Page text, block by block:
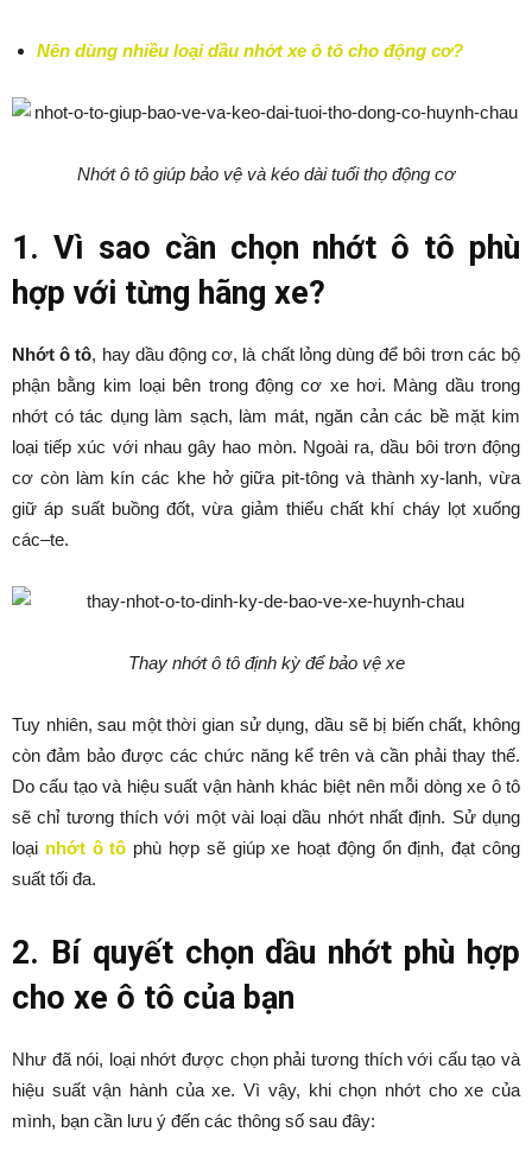
Nên dùng nhiều loại dầu nhớt xe ô tô cho động cơ?
Nhớt ô tô giúp bảo vệ và kéo dài tuổi thọ động cơ
1. Vì sao cần chọn nhớt ô tô phù
hợp với từng hãng xe?
Nhớt ô tô, hay dầu động cơ, là chất lỏng dùng để bôi trơn các bộ
phận bằng kim loại bên trong động cơ xe hơi. Màng dầu trong
nhớt có tác dụng làm sạch, làm mát, ngăn cản các bề mặt kim
loại tiếp xúc với nhau gây hao mòn. Ngoài ra, dầu bôi trơn động
cơ còn làm kín các khe hở giữa pit-tông và thành xy-lanh, vừa
giữ áp suất buồng đốt, vừa giảm thiểu chất khí cháy lọt xuống
các–te.
Thay nhớt ô tô định kỳ để bảo vệ xe
Tuy nhiên, sau một thời gian sử dụng, dầu sẽ bị biến chất, không
còn đảm bảo được các chức năng kể trên và cần phải thay thế.
Do cấu tạo và hiệu suất vận hành khác biệt nên mỗi dòng xe ô tô
sẽ chỉ tương thích với một vài loại dầu nhớt nhất định. Sử dụng
loại nhớt ô tô phù hợp sẽ giúp xe hoạt động ổn định, đạt công
suất tối đa.
2. Bí quyết chọn dầu nhớt phù hợp
cho xe ô tô của bạn
Như đã nói, loại nhớt được chọn phải tương thích với cấu tạo và
hiệu suất vận hành của xe. Vì vậy, khi chọn nhớt cho xe của
mình, bạn cần lưu ý đến các thông số sau đây: